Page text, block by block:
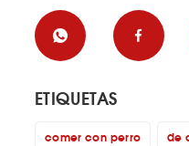
ETIQUETAS
comer con perro
de